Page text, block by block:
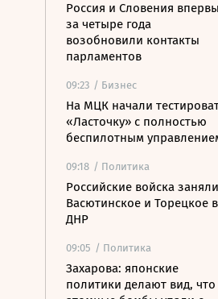
Россия и Словения
за четыре года
возобновили контакты
парламентов
09:23 / Бизнес
На МЦК начали
«Ласточку» с полностью
беспилотным
09:18 / Политика
Российские войска заняли
Васютинское и Торецкое в
ДНР
09:05 / Политика
Захарова: японские
политики делают вид, что